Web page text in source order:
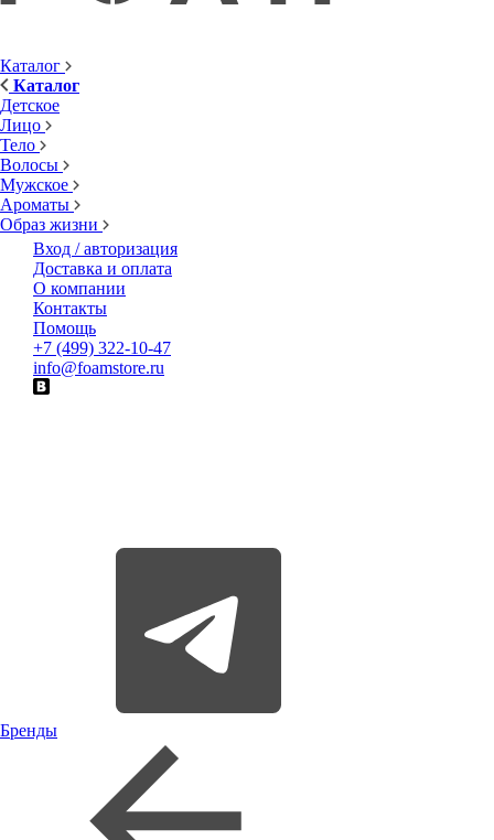
Каталог
Каталог
Детское
Лицо
Тело
Волосы
Мужское
Ароматы
Образ жизни
Вход / авторизация
Доставка и оплата
О компании
Контакты
Помощь
+7 (499) 322-10-47
info@foamstore.ru
Бренды